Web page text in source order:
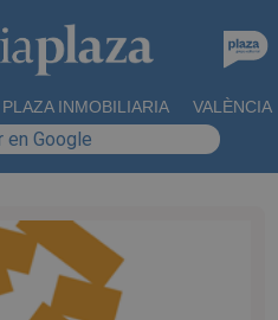
PLAZA INMOBILIARIA VALÈNCIA
en Google